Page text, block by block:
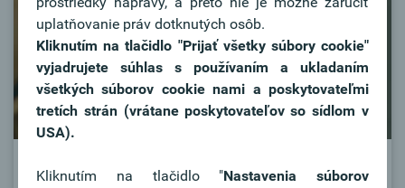
Oberbank Security App
uplatňovanie práv dotknutých osôb.
Kliknutím na tlačidlo "Prijať všetky súbory cookie"
vyjadrujete súhlas s používaním a ukladaním
všetkých súborov cookie nami a poskytovateľmi
tretích strán (vrátane poskytovateľov so sídlom v
USA).
Kliknutím na tlačidlo "Nastavenia súborov